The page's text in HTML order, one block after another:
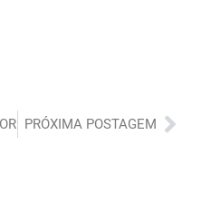
PRÓXIMA POSTAGEM